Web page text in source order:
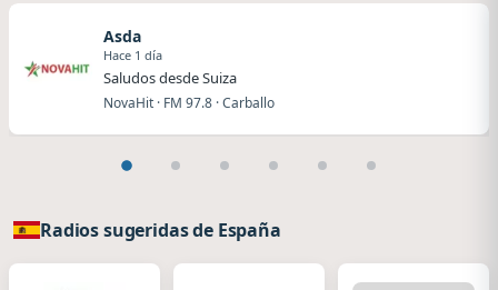
Asda
Hace 1 día
Saludos desde Suiza
NovaHit · FM 97.8 · Carballo
Radios sugeridas de España